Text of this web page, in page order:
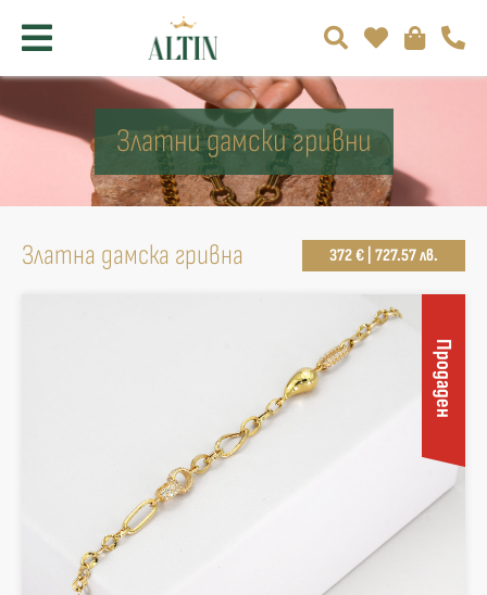
Златни дамски гривни
Златна дамска гривна 372 € | 727.57 лв.
Продаден